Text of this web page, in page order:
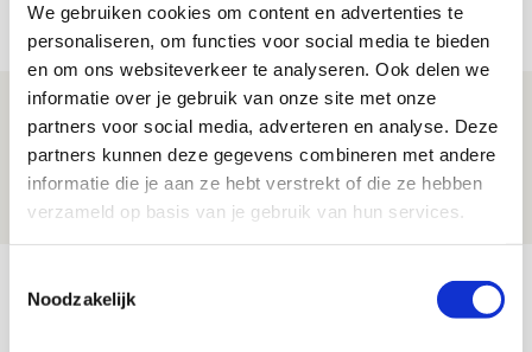
We gebruiken cookies om content en advertenties te
personaliseren, om functies voor social media te bieden
en om ons websiteverkeer te analyseren. Ook delen we
informatie over je gebruik van onze site met onze
partners voor social media, adverteren en analyse. Deze
partners kunnen deze gegevens combineren met andere
informatie die je aan ze hebt verstrekt of die ze hebben
verzameld op basis van je gebruik van hun services.
Noodzakelijk
08 AUGUSTUS 2026 - 11:34
NIEUWS
Spelen bij Jong Ajax of Ajax 1? Dat
maakt Abdalla ‘geen reet’ uit
08 AUGUSTUS 2026 - 10:04
NIEUWS